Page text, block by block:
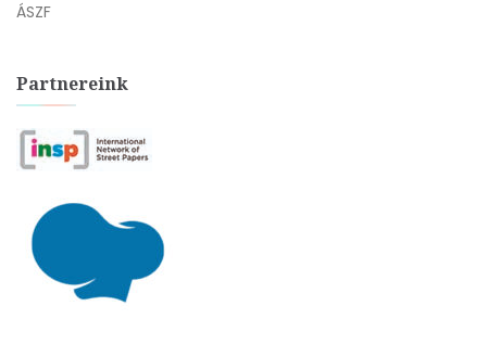
ÁSZF
Partnereink